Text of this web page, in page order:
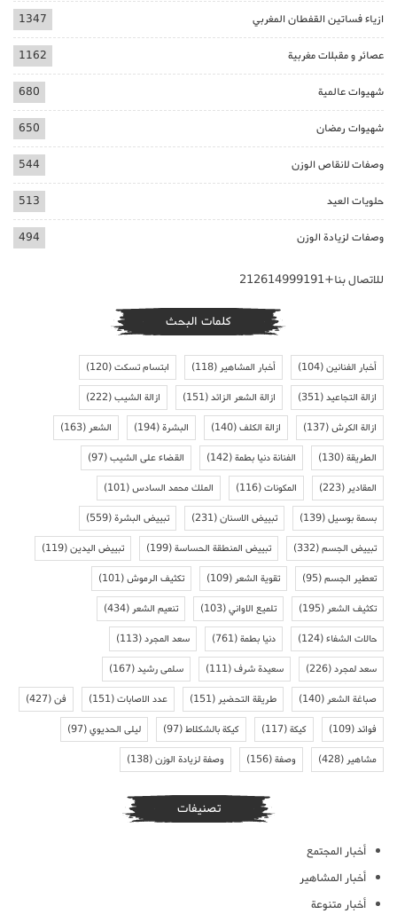
ازياء فساتين القفطان المغربي 1347
عصائر و مقبلات مغربية 1162
شهيوات عالمية 680
شهيوات رمضان 650
وصفات لانقاص الوزن 544
حلويات العيد 513
وصفات لزيادة الوزن 494
للاتصال بنا+212614999191
كلمات البحث
أخبار الفنانين(104) أخبار المشاهير(118) ابتسام تسكت(120)
ازالة التجاعيد(351) ازالة الشعر الزائد(151) ازالة الشيب(222)
ازالة الكرش(137) ازالة الكلف(140) البشرة(194) الشعر(163)
الطريقة(130) الفنانة دنيا بطمة(142) القضاء على الشيب(97)
المقادير(223) المكونات(116) الملك محمد السادس(101)
بسمة بوسيل(139) تبييض الاسنان(231) تبييض البشرة(559)
تبييض الجسم(332) تبييض المنطقة الحساسة(199) تبييض اليدين(119)
تعطير الجسم(95) تقوية الشعر(109) تكثيف الرموش(101)
تكثيف الشعر(195) تلميع الاواني(103) تنعيم الشعر(434)
حالات الشفاء(124) دنيا بطمة(761) سعد المجرد(113)
سعد لمجرد(226) سعيدة شرف(111) سلمى رشيد(167)
صباغة الشعر(140) طريقة التحضير(151) عدد الاصابات(151) فن(427)
فوائد(109) كيكة(117) كيكة بالشكلاط(97) ليلى الحديوي(97)
مشاهير(428) وصفة(156) وصفة لزيادة الوزن(138)
تصنيفات
أخبار المجتمع
أخبار المشاهير
أخبار متنوعة